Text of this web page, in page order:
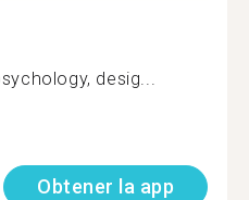
desig...
Obtener la app